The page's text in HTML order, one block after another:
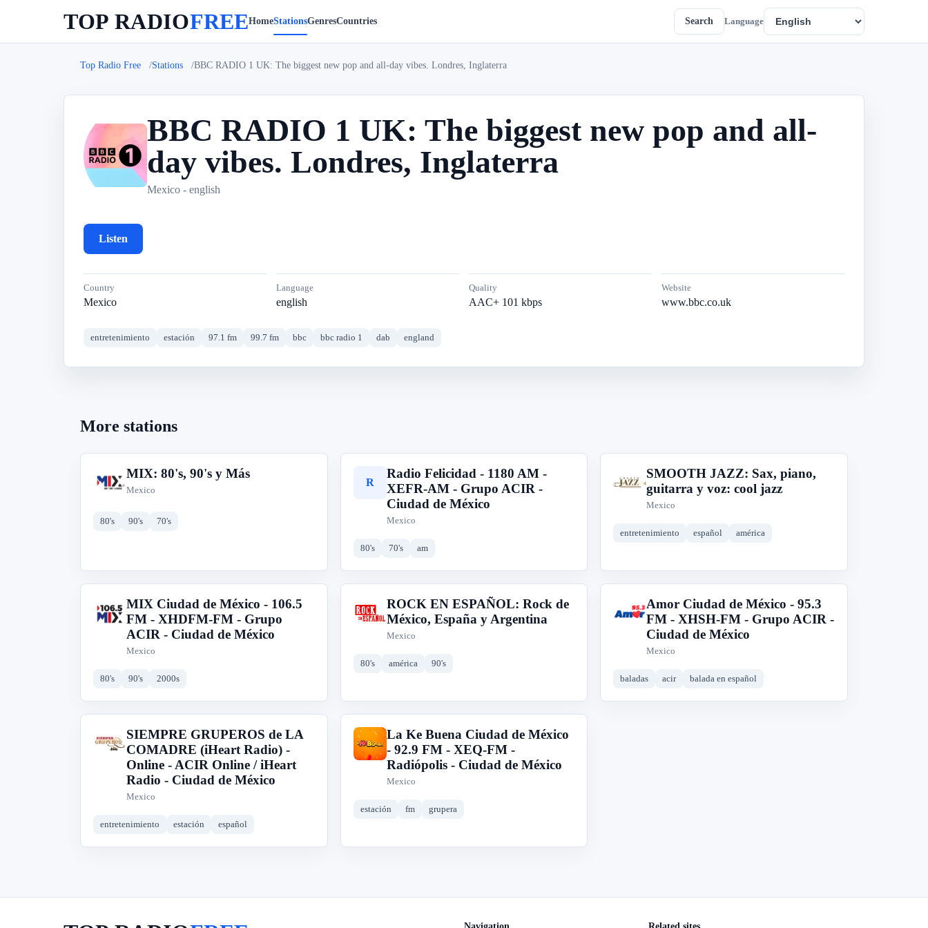
TOP RADIOFREEHomeStationsGenresCountries Search Language
Top Radio Free Stations BBC RADIO 1 UK: The biggest new pop and all-day vibes. Londres, Inglaterra
B
BBC RADIO 1 UK: The biggest new pop and all-
day vibes. Londres, Inglaterra
Mexico - english
Listen
Country
Mexico
Language
english
Quality
AAC+ 101 kbps
Website
www.bbc.co.uk
entretenimiento estación 97.1 fm 99.7 fm bbc bbc radio 1 dab england
More stations
M
MIX: 80's, 90's y Más
Mexico
80's 90's 70's
R
Radio Felicidad - 1180 AM -
XEFR-AM - Grupo ACIR -
Ciudad de México
Mexico
80's 70's am
S
SMOOTH JAZZ: Sax, piano,
guitarra y voz: cool jazz
Mexico
entretenimiento español américa
M
MIX Ciudad de México - 106.5
FM - XHDFM-FM - Grupo
ACIR - Ciudad de México
Mexico
80's 90's 2000s
R
ROCK EN ESPAÑOL: Rock de
México, España y Argentina
Mexico
80's américa 90's
A
Amor Ciudad de México - 95.3
FM - XHSH-FM - Grupo ACIR -
Ciudad de México
Mexico
baladas acir balada en español
S
SIEMPRE GRUPEROS de LA
COMADRE (iHeart Radio) -
Online - ACIR Online / iHeart
Radio - Ciudad de México
Mexico
entretenimiento estación español
L
La Ke Buena Ciudad de México
- 92.9 FM - XEQ-FM -
Radiópolis - Ciudad de México
Mexico
estación fm grupera